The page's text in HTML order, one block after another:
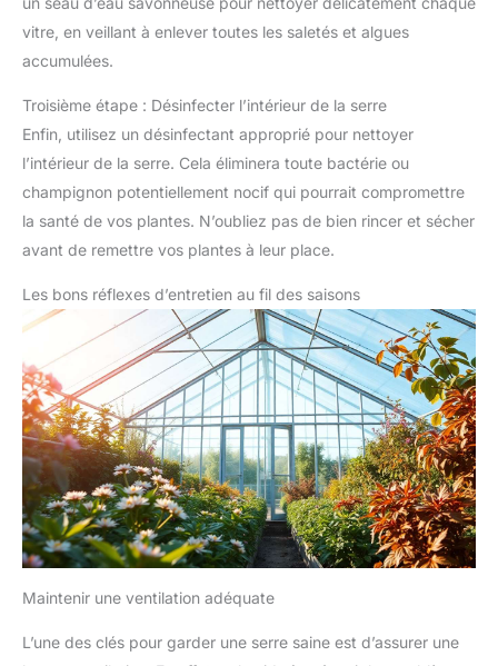
vitre, en veillant à enlever toutes les saletés et algues
accumulées.
Troisième étape : Désinfecter l’intérieur de la serre
Enfin, utilisez un désinfectant approprié pour nettoyer
l’intérieur de la serre. Cela éliminera toute bactérie ou
champignon potentiellement nocif qui pourrait compromettre
la santé de vos plantes. N’oubliez pas de bien rincer et sécher
avant de remettre vos plantes à leur place.
Les bons réflexes d’entretien au fil des saisons
Maintenir une ventilation adéquate
L’une des clés pour garder une serre saine est d’assurer une